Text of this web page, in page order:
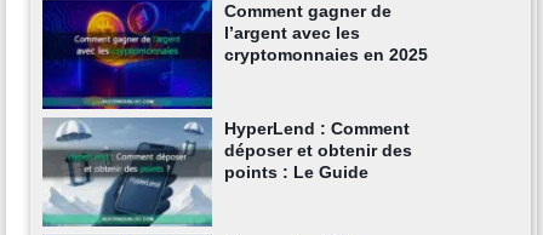
Comment gagner de
l’argent avec les
cryptomonnaies en 2025
HyperLend : Comment
déposer et obtenir des
points : Le Guide